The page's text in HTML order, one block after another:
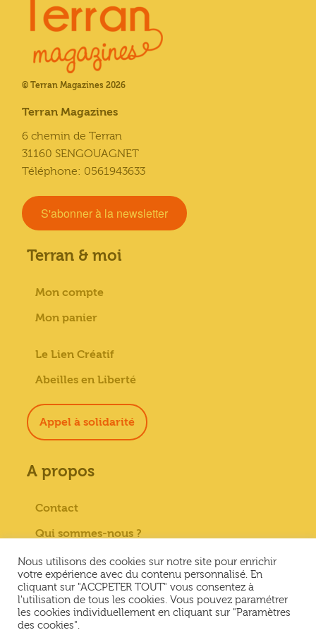
© Terran Magazines 2026
Terran Magazines
6 chemin de Terran
31160 SENGOUAGNET
Téléphone: 0561943633
S'abonner à la newsletter
Terran & moi
Mon compte
Mon panier
Le Lien Créatif
Abeilles en Liberté
Appel à solidarité
A propos
Contact
Qui sommes-nous ?
Paiement sécurisé
Mentions Légales
Conditions générales de vente
Nous utilisons des cookies sur notre site pour enrichir
votre expérience avec du contenu personnalisé. En
cliquant sur "ACCPETER TOUT" vous consentez à
l'utilisation de tous les cookies. Vous pouvez paramétrer
les cookies individuellement en cliquant sur "Paramètres
des cookies".